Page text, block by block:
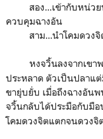
สอง...เข้ากับหน่วยป
ควบคุมฉางอัน
สาม...นำโคมดวงจิต
หงจวิ้นลงจากเขาพ
ประหลาด ตัวเป็นปลาแ
ขายุ่บยั่บ เมื่อถึงฉางอัน
จวิ้นกลับได้ประมือกับมื
โคมดวงจิตแตกจนดวงจิ